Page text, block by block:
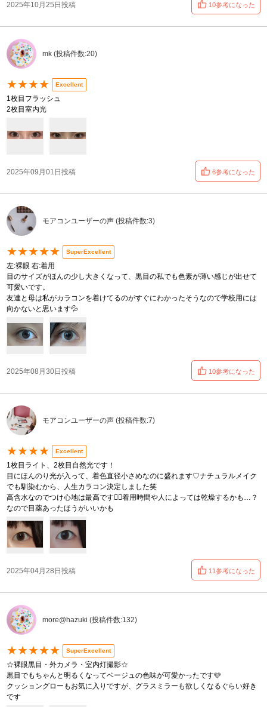
2025年10月25日投稿 10参考になった
mk (投稿件数:20)
★★★★ Excellent
1枚目フラッシュ
2枚目室内光
2025年09月01日投稿 6参考になった
モアコンユーザーの声 (投稿件数:3)
★★★★★ SuperExcellent
左:裸眼 右:着用
目のサイズがほんの少し大きくなって、黒目の私でも色素が薄い感じが出せて
可愛いです。
友達と母は私がカラコンを着けてるのがすぐにわかったそうなので学校用には
向かないと思います💦
2025年08月30日投稿 10参考になった
モアコンユーザーの声 (投稿件数:7)
★★★★ Excellent
1枚目ライト、2枚目自然光です！
目にほんのり光が入って、着色直径小さめなのに盛れます♡ナチュラルメイク
でも馴染むから、人生カラコン決定しました笑
高含水なのでつけ心地は最高です✌🏻着用時間や人によっては乾燥するかも…？
なので目薬あったほうがいいかも
2025年04月28日投稿 11参考になった
more@hazuki (投稿件数:132)
★★★★★ SuperExcellent
☆裸眼黒目・外カメラ・室内灯撮影☆
黒目でもちゃんと明るくなってベージュの色味が可愛かったです🩷
クッショングローもお気に入りですが、グラスミラーも欲しくなるぐらい好き
です